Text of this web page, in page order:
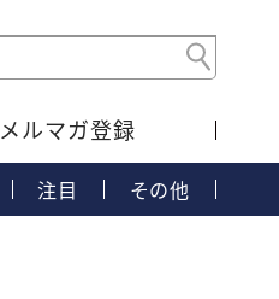
メルマガ登録
注目 その他